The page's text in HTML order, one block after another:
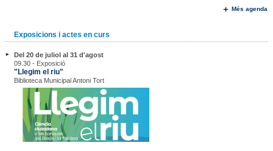
Més agenda
Exposicions i actes en curs
Del 20 de juliol al 31 d'agost
09.30 - Exposició
"Llegim el riu"
Biblioteca Municipal Antoni Tort